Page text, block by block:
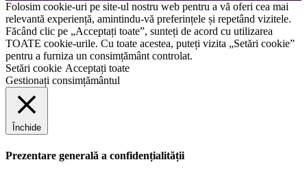
Folosim cookie-uri pe site-ul nostru web pentru a vă oferi cea mai
relevantă experiență, amintindu-vă preferințele și repetând vizitele.
Făcând clic pe „Acceptați toate”, sunteți de acord cu utilizarea
TOATE cookie-urile. Cu toate acestea, puteți vizita „Setări cookie”
pentru a furniza un consimțământ controlat.
Setări cookie Acceptați toate
Gestionați consimțământul
Închide
Prezentare generală a confidențialității